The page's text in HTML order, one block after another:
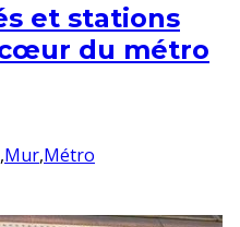
et stations
du métro
,Mur,Métro